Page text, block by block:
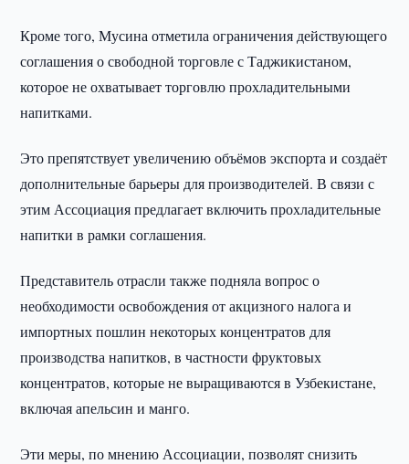
Кроме того, Мусина отметила ограничения действующего
соглашения о свободной торговле с Таджикистаном,
которое не охватывает торговлю прохладительными
напитками.
Это препятствует увеличению объёмов экспорта и создаёт
дополнительные барьеры для производителей. В связи с
этим Ассоциация предлагает включить прохладительные
напитки в рамки соглашения.
Представитель отрасли также подняла вопрос о
необходимости освобождения от акцизного налога и
импортных пошлин некоторых концентратов для
производства напитков, в частности фруктовых
концентратов, которые не выращиваются в Узбекистане,
включая апельсин и манго.
Эти меры, по мнению Ассоциации, позволят снизить